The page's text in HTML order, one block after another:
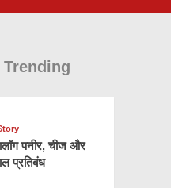
Trending
पनीर, चीज और
प्रतिबंध